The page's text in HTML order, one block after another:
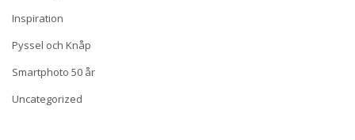
Inspiration
Pyssel och Knåp
Smartphoto 50 år
Uncategorized